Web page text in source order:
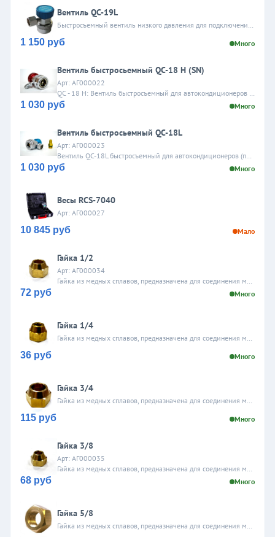
Вентиль QC-19L
Быстросъемный вентиль низкого давления для подключения шлангов манометрического коллектора к сервисным портам систем кондиционрования, разъем для шлангов с внешней резьбой...
1 150 руб Много
Вентиль быстросьемный QC-18 H (SN)
Арт: АГ000022
1 030 руб Много
Вентиль быстросьемный QC-18L
Арт: АГ000023
1 030 руб Много
Весы RCS-7040
Арт: АГ000027
10 845 руб Мало
Гайка 1/2
Арт: АГ000034
72 руб Много
Гайка 1/4
Гайка из медных сплавов, предназначена для соединения медной трубы с элементом холодильной системы. Диаметр 1/4".
36 руб Много
Гайка 3/4
Гайка из медных сплавов, предназначена для соединения медной трубы с элементом холодильной системы. Диаметр 3/4".
115 руб Много
Гайка 3/8
Арт: АГ000035
68 руб Много
Гайка 5/8
Гайка из медных сплавов, предназначена для соединения медной трубы с элементом холодильной системы. Диаметр 5/8".